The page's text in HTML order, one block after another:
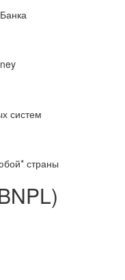
систем
страны